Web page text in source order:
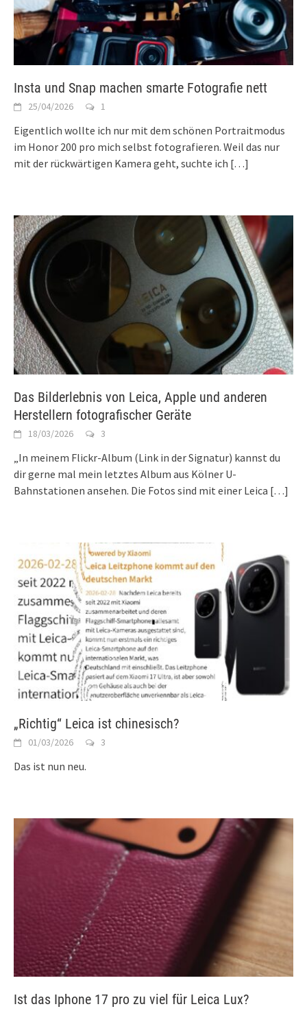
Insta und Snap machen smarte Fotografie nett
25/04/2026 1
Eigentlich wollte ich nur mit dem schönen Portraitmodus
im Honor 200 pro mich selbst fotografieren. Weil das nur
mit der rückwärtigen Kamera geht, suchte ich […]
Das Bilderlebnis von Leica, Apple und anderen
Herstellern fotografischer Geräte
18/03/2026 3
„In meinem Flickr-Album (Link in der Signatur) kannst du
dir gerne mal mein letztes Album aus Kölner U-
Bahnstationen ansehen. Die Fotos sind mit einer Leica […]
„Richtig“ Leica ist chinesisch?
01/03/2026 3
Das ist nun neu.
Ist das Iphone 17 pro zu viel für Leica Lux?